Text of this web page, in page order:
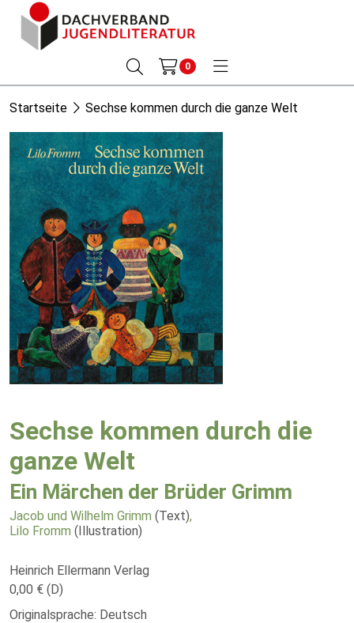
0
Startseite Sechse kommen durch die ganze Welt
Sechse kommen durch die
ganze Welt
Ein Märchen der Brüder Grimm
Jacob und Wilhelm Grimm (Text),
Lilo Fromm (Illustration)
Heinrich Ellermann Verlag
0,00 € (D)
Originalsprache: Deutsch